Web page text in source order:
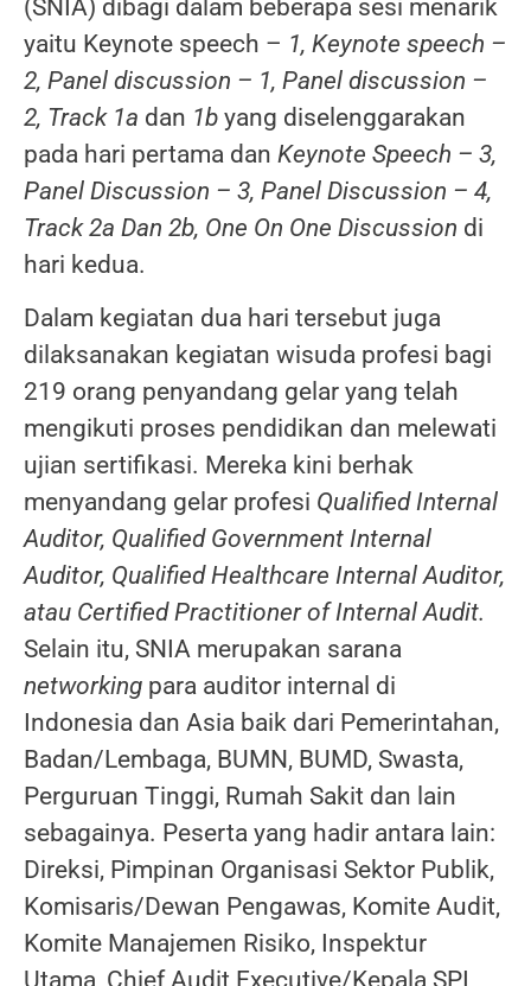
(SNIA) dibagi dalam beberapa sesi menarik
yaitu Keynote speech – 1, Keynote speech –
2, Panel discussion – 1, Panel discussion –
2, Track 1a dan 1b yang diselenggarakan
pada hari pertama dan Keynote Speech – 3,
Panel Discussion – 3, Panel Discussion – 4,
Track 2a Dan 2b, One On One Discussion di
hari kedua.
Dalam kegiatan dua hari tersebut juga
dilaksanakan kegiatan wisuda profesi bagi
219 orang penyandang gelar yang telah
mengikuti proses pendidikan dan melewati
ujian sertifikasi. Mereka kini berhak
menyandang gelar profesi Qualified Internal
Auditor, Qualified Government Internal
Auditor, Qualified Healthcare Internal Auditor,
atau Certified Practitioner of Internal Audit.
Selain itu, SNIA merupakan sarana
networking para auditor internal di
Indonesia dan Asia baik dari Pemerintahan,
Badan/Lembaga, BUMN, BUMD, Swasta,
Perguruan Tinggi, Rumah Sakit dan lain
sebagainya. Peserta yang hadir antara lain:
Direksi, Pimpinan Organisasi Sektor Publik,
Komisaris/Dewan Pengawas, Komite Audit,
Komite Manajemen Risiko, Inspektur